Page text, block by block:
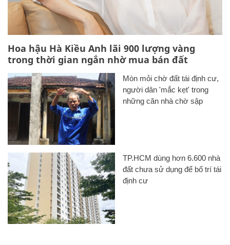
Hoa hậu Hà Kiều Anh lãi 900 lượng vàng
trong thời gian ngắn nhờ mua bán đất
Mòn mỏi chờ đất tái định cư,
người dân 'mắc kẹt' trong
những căn nhà chờ sập
TP.HCM dùng hơn 6.600 nhà
đất chưa sử dụng để bố trí tái
định cư